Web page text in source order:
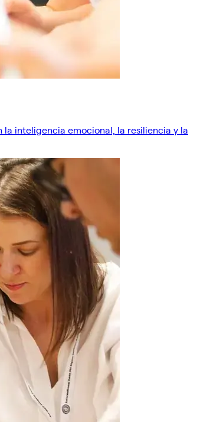
inteligencia emocional, la resiliencia y la